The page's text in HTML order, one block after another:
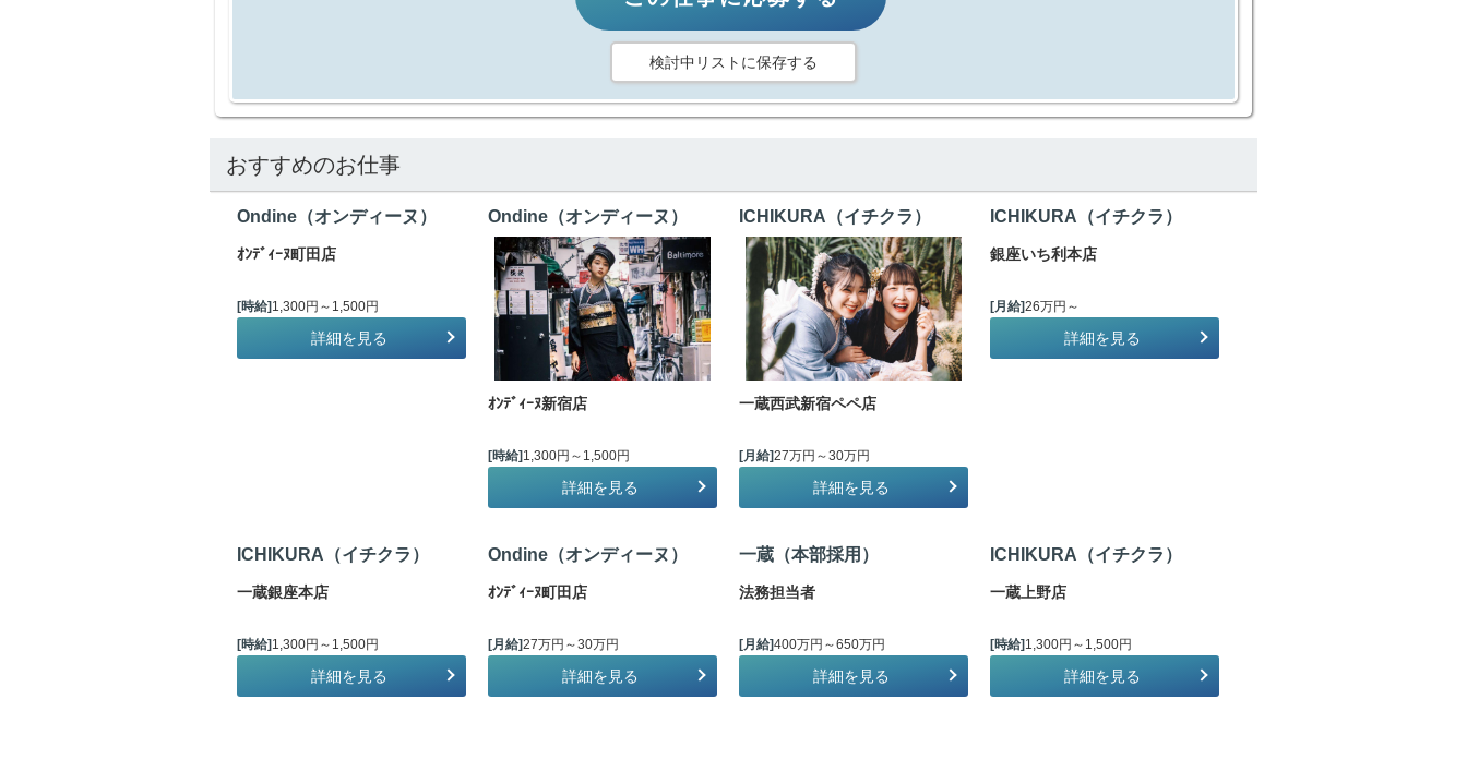
検討中リストに保存する
おすすめのお仕事
Ondine（オンディーヌ）
ｵﾝﾃﾞｨｰﾇ町田店
[時給] 1,300円～1,500円
詳細を見る
Ondine（オンディーヌ）
ｵﾝﾃﾞｨｰﾇ新宿店
[時給] 1,300円～1,500円
詳細を見る
ICHIKURA（イチクラ）
一蔵西武新宿ペペ店
[月給]27万円～30万円
詳細を見る
ICHIKURA（イチクラ）
銀座いち利本店
[月給]26万円～
詳細を見る
ICHIKURA（イチクラ）
一蔵銀座本店
[時給] 1,300円～1,500円
詳細を見る
Ondine（オンディーヌ）
ｵﾝﾃﾞｨｰﾇ町田店
[月給]27万円～30万円
詳細を見る
一蔵（本部採用）
法務担当者
[月給]400万円～650万円
詳細を見る
ICHIKURA（イチクラ）
一蔵上野店
[時給] 1,300円～1,500円
詳細を見る